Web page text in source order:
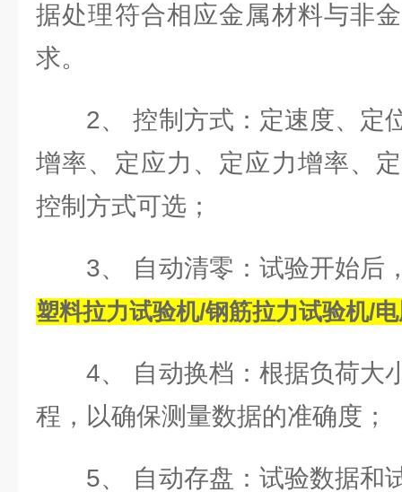
据处理符合相应金属材料与非
求。
2、 控制方式：定速度、定
增率、定应力、定应力增率、
控制方式可选；
3、 自动清零：试验开始后
塑料拉力试验机/钢筋拉力试验机/
4、 自动换档：根据负荷大
程，以确保测量数据的准确度；
5、 自动存盘：试验数据和